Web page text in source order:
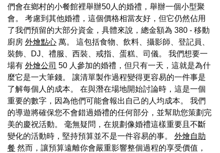
們會在鄉村的小餐館裡舉辦50人的婚禮，舉辦一個小型聚
會。 考慮到其他婚禮，這個價格相當友好，但它仍然佔用
了我們預留的大部分資金，具體來說，總金額為 380 - 移動
廚房 外燴點心 萬。 這包括食物、飲料、攝影師、登記員、
裝飾、DJ、禮服、西裝、戒指、蛋糕、司儀。 我們想要一
場有 外燴公司 50 人參加的婚禮，但只有一天，這就是為什
麼它是一大筆錢。 讓清單製作過程變得更容易的一件事是
了解每個人的成本。 在與潛在場地開始討論時，這是一個
重要的數字，因為他們可能會報出自己的人均成本。 我們
的導遊將確保您不會錯過婚禮的任何部分，並幫助您策劃完
美的慶祝活動。 毫無疑問，在規劃像婚禮這樣重要且不斷
變化的活動時，堅持預算並不是一件容易的事。 外燴自助
餐 然而，讓預算遠離你會嚴重影響整個過程的享受價值，